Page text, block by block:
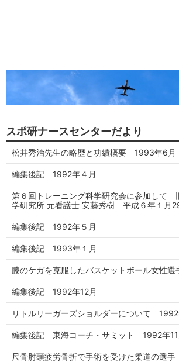
スポ研ナースセンターだより
松井秀治先生の略歴と功績概要 1993年6月
編集後記 1992年４月
第６回トレーニング科学研究会に参加して
学研究所 元看護士 安藤秀樹 平成６年１月
編集後記 1992年５月
編集後記 1993年１月
膝のケガを克服したバスケットボール女性選
編集後記 1992年12月
リトルリーガーズショルダーについて 1992
編集後記 東海コーチ・サミット 1992年11
尺骨肘頭疲労骨折で手術を受けた柔道の選手